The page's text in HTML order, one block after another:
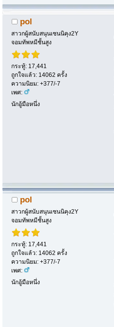
pol
สาวกผู้สนับสนุนเซนนิคุง2Y
จอมทัพหมีชั้นสูง
กระทู้: 17,441
ถูกใจแล้ว: 14062 ครั้ง
ความนิยม: +377/-7
เพศ:
นักอู้มือหนึ่ง
pol
สาวกผู้สนับสนุนเซนนิคุง2Y
จอมทัพหมีชั้นสูง
กระทู้: 17,441
ถูกใจแล้ว: 14062 ครั้ง
ความนิยม: +377/-7
เพศ:
นักอู้มือหนึ่ง